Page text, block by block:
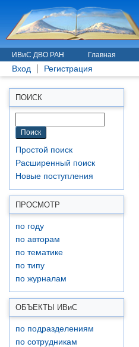
ИВиС ДВО РАН Главная
Вход Регистрация
ПОИСК
Простой поиск
Расширенный поиск
Новые поступления
ПРОСМОТР
по году
по авторам
по тематике
по типу
по журналам
ОБЪЕКТЫ ИВиС
по подразделениям
по сотрудникам